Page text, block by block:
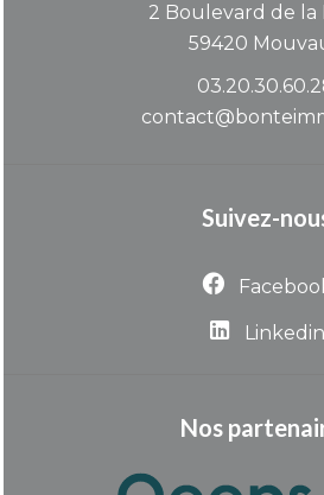
2 Boulevard de la
59420
Suivez-
Linkedin
Nos